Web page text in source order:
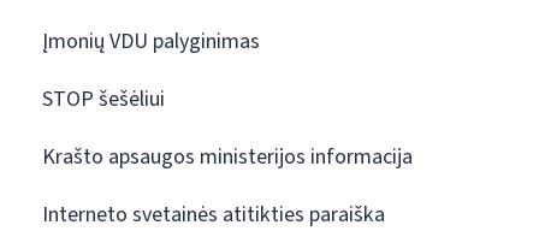
Įmonių VDU palyginimas
STOP šešėliui
Krašto apsaugos ministerijos informacija
Interneto svetainės atitikties paraiška